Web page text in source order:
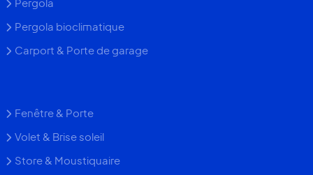
Pergola
Pergola bioclimatique
Carport & Porte de garage
Fenêtre & Porte
Volet & Brise soleil
Store & Moustiquaire